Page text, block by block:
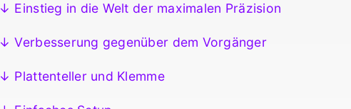
↓ Einstieg in die Welt der maximalen Präzision
↓ Verbesserung gegenüber dem Vorgänger
↓ Plattenteller und Klemme